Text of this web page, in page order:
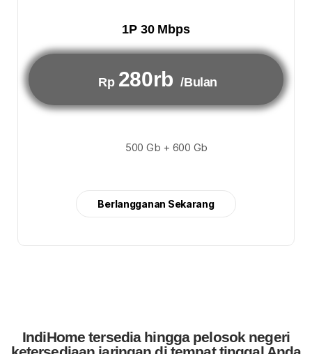
1P 30 Mbps
Rp 280rb /Bulan
500 Gb + 600 Gb
Berlangganan Sekarang
IndiHome tersedia hingga pelosok negeri